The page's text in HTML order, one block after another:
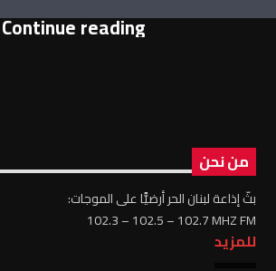
Continue reading
من نحن
بثّ إذاعة لبنان الحر أرضيًّا على الموجات:
102.3 – 102.5 – 102.7 MHZ FM
للمزيد